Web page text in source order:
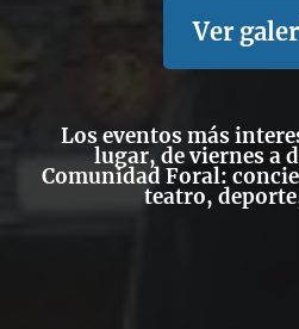
Ver
Los eventos más
lugar, de viernes a
Comunidad Foral:
teatro,